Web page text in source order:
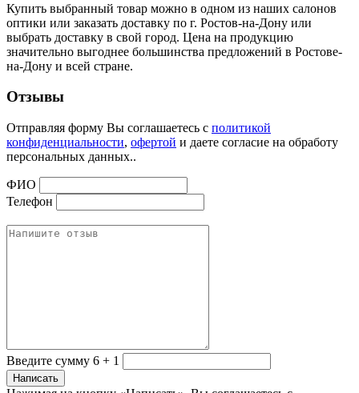
Купить выбранный товар можно в одном из наших салонов
оптики или заказать доставку по г. Ростов-на-Дону или
выбрать доставку в свой город. Цена на продукцию
значительно выгоднее большинства предложений в Ростове-
на-Дону и всей стране.
Отзывы
Отправляя форму Вы соглашаетесь с политикой
конфиденциальности, офертой и даете согласие на обработу
персональных данных..
ФИО
Телефон
Введите сумму 6 + 1